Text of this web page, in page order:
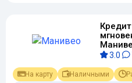
3.0
На карту Наличными